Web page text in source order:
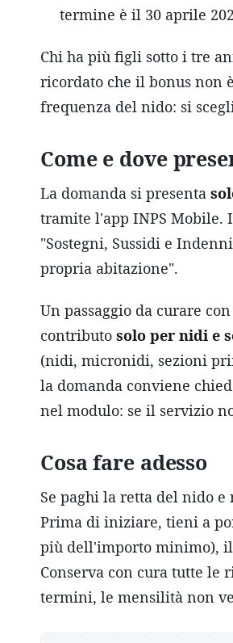
termine è il 30 aprile
Chi ha più figli sotto i tre
ricordato che il bonus non
frequenza del nido: si
Come e dove
La domanda si presenta
tramite l'app INPS Mobile.
"Sostegni, Sussidi e
propria abitazione".
Un passaggio da curare
contributo solo per nidi e
(nidi, micronidi, sezioni
la domanda conviene
nel modulo: se il servizio
Cosa fare adesso
Se paghi la retta del nido
Prima di iniziare, tieni a
più dell'importo minimo),
Conserva con cura tutte le
termini, le mensilità non